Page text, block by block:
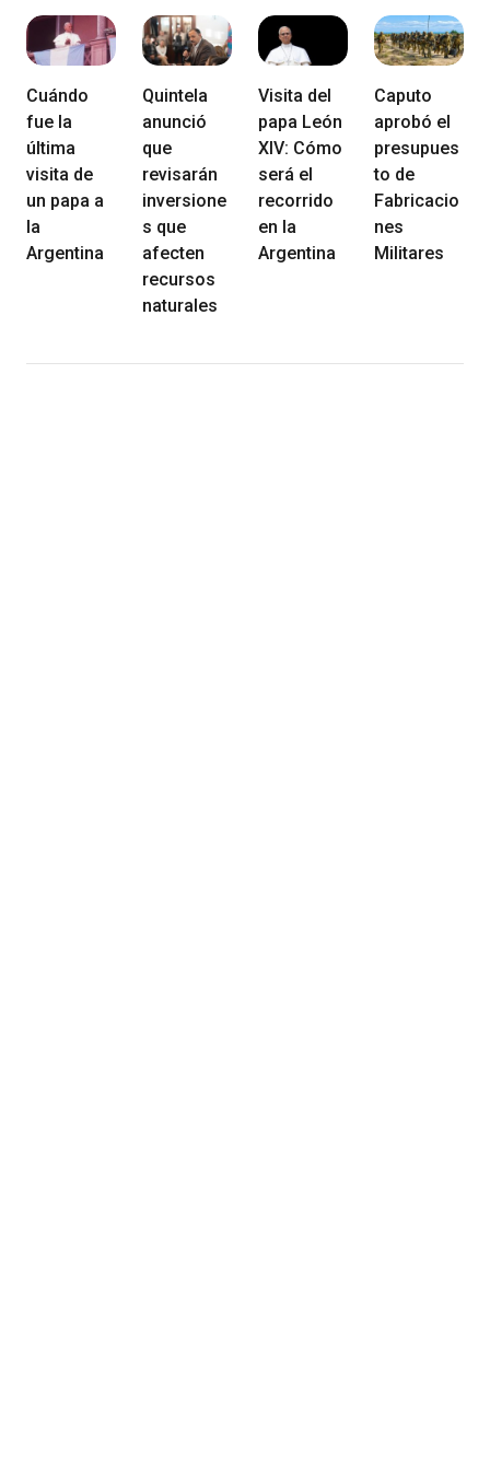
Cuándo
fue la
última
visita de
un papa a
la
Argentina
Quintela
anunció
que
revisarán
inversione
s que
afecten
recursos
naturales
Visita del
papa León
XIV: Cómo
será el
recorrido
en la
Argentina
Caputo
aprobó el
presupues
to de
Fabricacio
nes
Militares